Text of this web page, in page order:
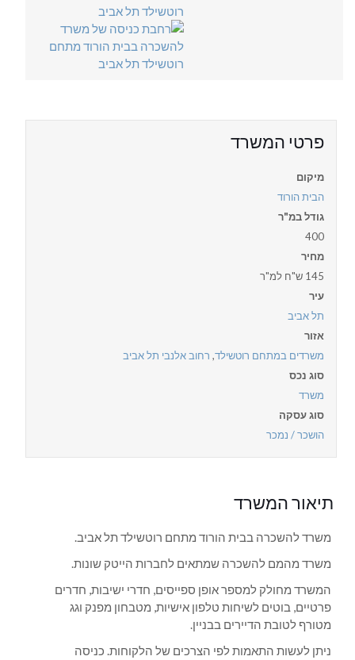
פרטי המשרד
מיקום
הבית הורוד
גודל במ"ר
400
מחיר
145 ש"ח למ"ר
עיר
תל אביב
אזור
משרדים במתחם רוטשילד, רחוב אלנבי תל אביב
סוג נכס
משרד
סוג עסקה
הושכר / נמכר
תיאור המשרד
משרד להשכרה בבית הורוד מתחם רוטשילד תל אביב.
משרד מהמם להשכרה שמתאים לחברות הייטק שונות.
המשרד מחולק למספר אופן ספייסים, חדרי ישיבות, חדרים
פרטיים, בוטים לשיחות טלפון אישיות, מטבחון מפנק וגג
מטורף לטובת הדיירים בבניין.
ניתן לעשות התאמות לפי הצרכים של הלקוחות. כניסה